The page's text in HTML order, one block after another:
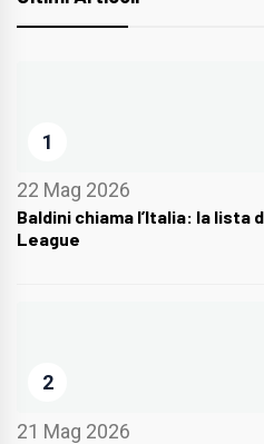
1
22 Mag 2026
Baldini chiama l’Italia: la lista
League
2
21 Mag 2026